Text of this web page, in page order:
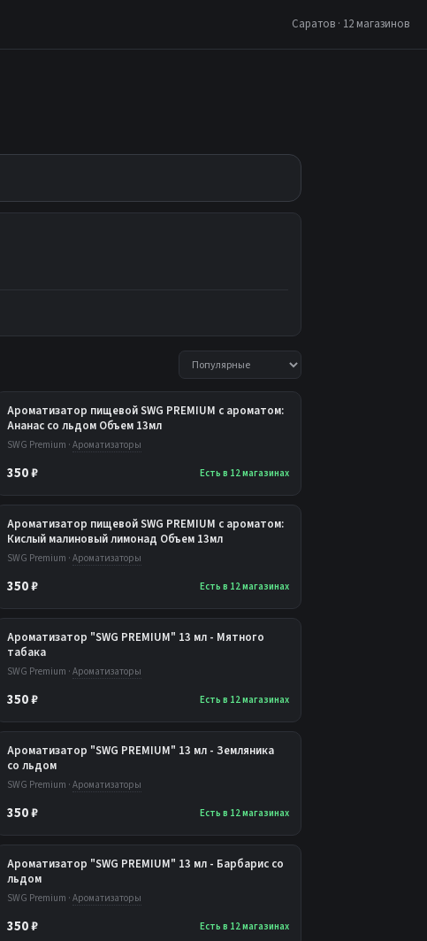
Саратов · 12 магазинов
Ароматизатор пищевой SWG PREMIUM с ароматом:
Ананас со льдом Объем 13мл
SWG Premium ·Ароматизаторы
350 ₽ Есть в 12 магазинах
Ароматизатор пищевой SWG PREMIUM с ароматом:
Кислый малиновый лимонад Объем 13мл
SWG Premium ·Ароматизаторы
350 ₽ Есть в 12 магазинах
Ароматизатор "SWG PREMIUM" 13 мл - Мятного
табака
SWG Premium ·Ароматизаторы
350 ₽ Есть в 12 магазинах
Ароматизатор "SWG PREMIUM" 13 мл - Земляника
со льдом
SWG Premium ·Ароматизаторы
350 ₽ Есть в 12 магазинах
Ароматизатор "SWG PREMIUM" 13 мл - Барбарис со
льдом
SWG Premium ·Ароматизаторы
350 ₽ Есть в 12 магазинах